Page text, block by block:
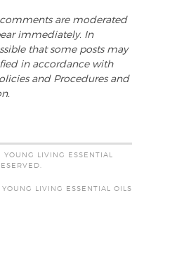
comments are moderated
immediately. In
that some posts may
in accordance with
and Procedures and
LIVING ESSENTIAL
YOUNG LIVING ESSENTIAL OILS